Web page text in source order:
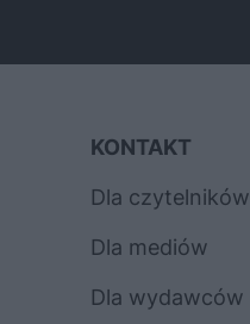
KONTAKT
Dla czytelników
Dla mediów
Dla wydawców